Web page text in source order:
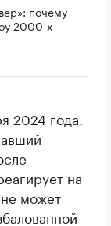
почему
2000-х
2024 года.
на
может